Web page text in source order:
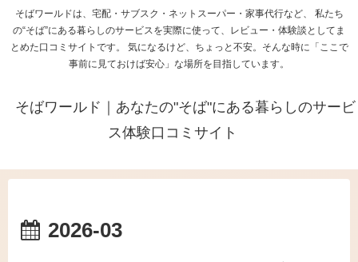
そばワールドは、宅配・サブスク・ネットスーパー・家事代行など、 私たち
の“そば”にある暮らしのサービスを実際に使って、レビュー・体験談としてま
とめた口コミサイトです。 気になるけど、ちょっと不安。そんな時に「ここで
事前に見ておけば安心」な場所を目指しています。
そばワールド｜あなたの"そば"にある暮らしのサービ
ス体験口コミサイト
2026-03